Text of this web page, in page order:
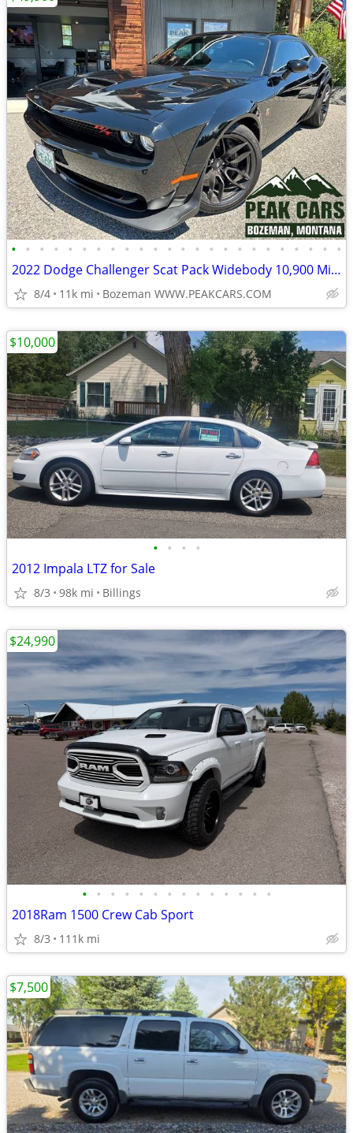
• • • • • • • • • • • • • • • • • • • • • • • •
2022 Dodge Challenger Scat Pack Widebody 10,900 Miles
8/4 11k mi Bozeman WWW.PEAKCARS.COM
• • • •
2012 Impala LTZ for Sale
8/3 98k mi Billings
$10,000
• • • • • • • • • • • • • •
2018Ram 1500 Crew Cab Sport
8/3 111k mi
$24,990
$7,500